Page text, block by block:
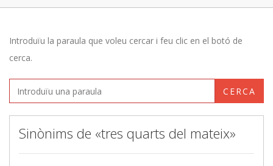
Introduïu la paraula que voleu cercar i feu clic en el botó de
cerca.
CERCA
Sinònims de «tres quarts del mateix»